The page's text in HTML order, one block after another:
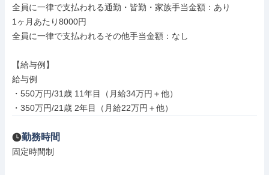
全員に一律で支払われる通勤・皆勤・家族手当金額：あり
1ヶ月あたり8000円
全員に一律で支払われるその他手当金額：なし
【給与例】
給与例
・550万円/31歳 11年目（月給34万円＋他）
・350万円/21歳 2年目（月給22万円＋他）
勤務時間
固定時間制